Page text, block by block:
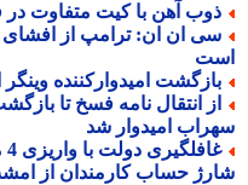
آهن با کیت متفاوت در
ان ان: ترامپ از افشای
امیدوارکننده وینگر
انتقال نامه فسخ تا بازگشت
امیدوار شد
حساب کارمندان از امشب